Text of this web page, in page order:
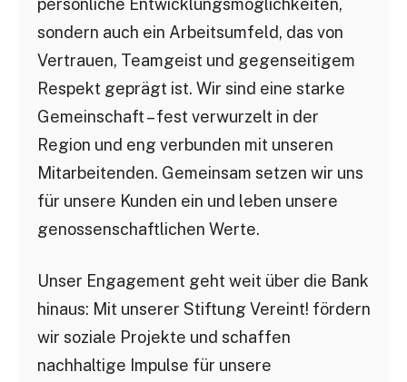
sondern auch ein Arbeitsumfeld, das von
Vertrauen, Teamgeist und gegenseitigem
Respekt geprägt ist. Wir sind eine starke
Gemeinschaft – fest verwurzelt in der
Region und eng verbunden mit unseren
Mitarbeitenden. Gemeinsam setzen wir uns
für unsere Kunden ein und leben unsere
genossenschaftlichen Werte.
Unser Engagement geht weit über die Bank
hinaus: Mit unserer Stiftung Vereint! fördern
wir soziale Projekte und schaffen
nachhaltige Impulse für unsere